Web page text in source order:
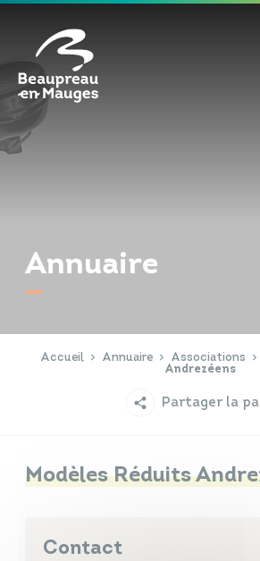
RECHERCHE
Annuaire
Accueil Annuaire Associations
Andrezéens
Partager la
Modèles Réduits
Contact
Annuaires
Cookies management panel